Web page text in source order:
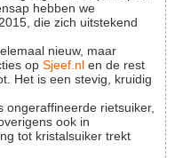
hebben we
die zich uitstekend
nieuw, maar
op Sjeef.nl en de rest
Het is een stevig, kruidig
ongeraffineerde rietsuiker,
ook in
tot kristalsuiker trekt